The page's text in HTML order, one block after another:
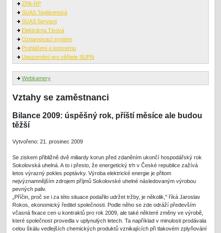
ZPA-RP
SUAS Teplárenská
SUAS Servisni
Elektrárna Tisová
Oznamovací systém
Prohlášení o koncernu
Upozornění pro věřitele SUPN
Webkamery
Vztahy se zaměstnanci
Bilance 2009: úspěšný rok, příští měsíce ale budou
těžší
Vytvořeno: 21. prosinec 2009
Se ziskem přibližně dvě miliardy korun před zdaněním ukončí hospodářský rok
Sokolovská uhelná. A to i přesto, že energetický trh v České republice zažívá
letos výrazný pokles poptávky. Výroba elektrické energie je přitom
nejvýznamnějším zdrojem příjmů Sokolovské uhelné následovaným výrobou
pevných paliv.
„Příčin, proč se i za této situace podařilo udržet tržby, je několik," říká Jaroslav
Rokos, ekonomický ředitel společnosti. Podle něho se zde odráží především
včasná fixace cen u kontraktů pro rok 2009, ale také některé změny ve výrobě,
které společnost provedla v uplynulých letech. Ta například v minulosti prodávala
celou škálu vedlejších chemických produktů vznikajících při tlakovém zplyňování